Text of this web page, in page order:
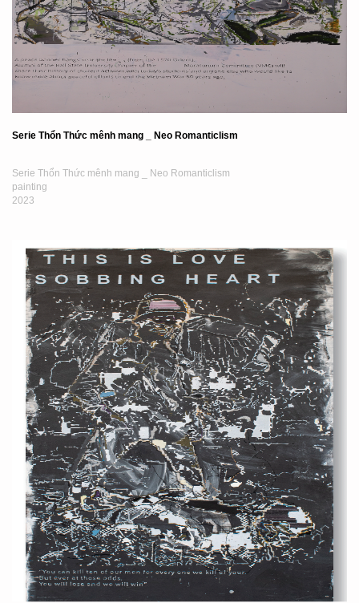
Serie Thổn Thức mênh mang _ Neo Romanticlism
Serie Thổn Thức mênh mang _ Neo Romanticlism
painting
2023